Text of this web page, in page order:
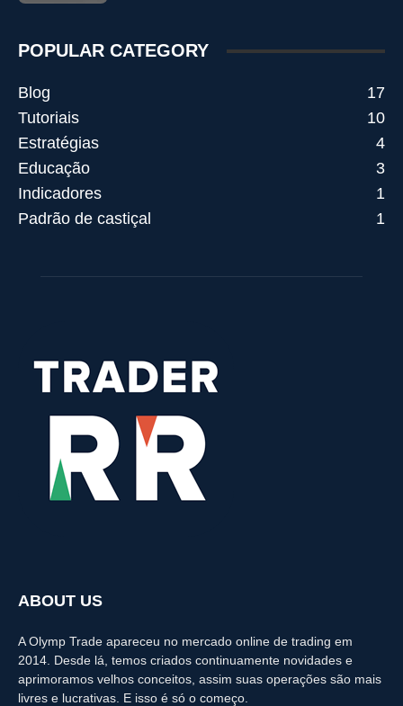
POPULAR CATEGORY
Blog
17
Tutoriais
10
Estratégias
4
Educação
3
Indicadores
1
Padrão de castiçal
1
ABOUT US
A Olymp Trade apareceu no mercado online de trading em
2014. Desde lá, temos criados continuamente novidades e
aprimoramos velhos conceitos, assim suas operações são mais
livres e lucrativas. E isso é só o começo.